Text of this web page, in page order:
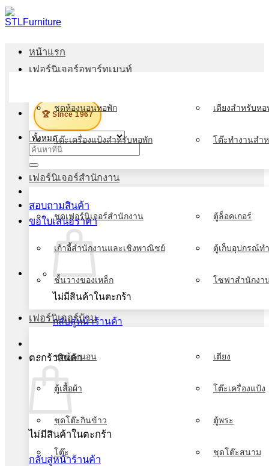
ข้าม
ไป
เนื้อหา
🏆 Since 1967
ค้นหา:
สอบถามสินค้า
ขอใบเสนอราคา
ไม่มีสินค้าในตะกร้า
กลับสู่หน้าร้านค้า
ตะกร้าสินค้า
ไม่มีสินค้าในตะกร้า
กลับสู่หน้าร้านค้า
หน้าแรก
เฟอร์นิเจอร์อพาร์ทเมนท์
ชุดห้องนอนหอพัก เตียงสำหรับหอ
โต๊ะเครื่องแป้งสำหรับหอพัก โต๊ะทำงานสำ
เฟอร์นิเจอร์สำนักงาน
ชุดเฟอร์นิเจอร์สำนักงาน ตู้ล็อคเกอร์
เก้าอี้สำนักงานและเชิงพาณิชย์ ตู้เก็บอุปกรณ์ท
ชั้นวางของเหล็ก โซฟาสำนักงา
เฟอร์นิเจอร์บ้าน
ชุดห้องนอน เตียง
ตู้เสื้อผ้า โต๊ะเครื่องแป้ง
ชุดโต๊ะกินข้าว ตู้พระ
โต๊ะ ชุดโต๊ะสนาม